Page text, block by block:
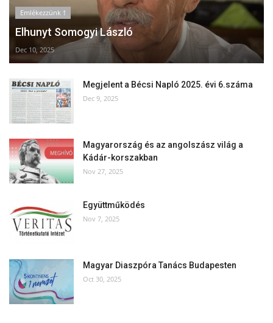
Emlékezzünk †
Elhunyt Somogyi László
Dec 10, 2025
Megjelent a Bécsi Napló 2025. évi 6.száma
Dec 9, 2025
Magyarország és az angolszász világ a
Kádár-korszakban
Nov 27, 2025
Együttműködés
Nov 7, 2025
Magyar Diaszpóra Tanács Budapesten
Oct 30, 2025